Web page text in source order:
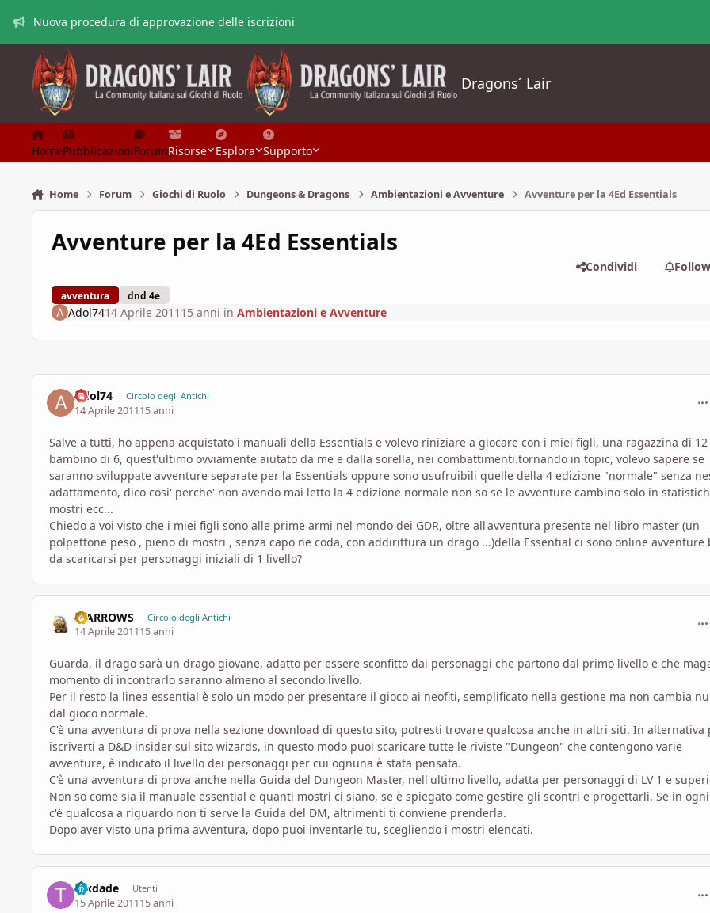
Nuova procedura di approvazione delle iscrizioni
Dragons´ Lair
HomePubblicazioniForumRisorse Esplora Supporto
Home Forum Giochi di Ruolo Dungeons & Dragons Ambientazioni e Avventure Avventure per la 4Ed Essentials
Avventure per la 4Ed Essentials
avventura dnd 4e
Condividi
Adol7414 Aprile 2011 15 anni in Ambientazioni e Avventure
Adol74 Circolo degli Antichi
14 Aprile 201115 anni
Salve a tutti, ho appena acquistato i manuali della Essentials e volevo riniziare a giocare con i miei figli, una ragazzina di 12
bambino di 6, quest'ultimo ovviamente aiutato da me e dalla sorella, nei combattimenti.tornando in topic, volevo sapere se
saranno sviluppate avventure separate per la Essentials oppure sono usufruibili quelle della 4 edizione "normale" senza
adattamento, dico cosi' perche' non avendo mai letto la 4 edizione normale non so se le avventure cambino solo in
mostri ecc...
Chiedo a voi visto che i miei figli sono alle prime armi nel mondo dei GDR, oltre all'avventura presente nel libro master (un
polpettone peso , pieno di mostri , senza capo ne coda, con addirittura un drago ...)della Essential ci sono online avventure
da scaricarsi per personaggi iniziali di 1 livello?
II ARROWS Circolo degli Antichi
14 Aprile 201115 anni
Guarda, il drago sarà un drago giovane, adatto per essere sconfitto dai personaggi che partono dal primo livello e che
momento di incontrarlo saranno almeno al secondo livello.
Per il resto la linea essential è solo un modo per presentare il gioco ai neofiti, semplificato nella gestione ma non cambia
dal gioco normale.
C'è una avventura di prova nella sezione download di questo sito, potresti trovare qualcosa anche in altri siti. In alternativa
iscriverti a D&D insider sul sito wizards, in questo modo puoi scaricare tutte le riviste "Dungeon" che contengono varie
avventure, è indicato il livello dei personaggi per cui ognuna è stata pensata.
C'è una avventura di prova anche nella Guida del Dungeon Master, nell'ultimo livello, adatta per personaggi di LV 1 e
Non so come sia il manuale essential e quanti mostri ci siano, se è spiegato come gestire gli scontri e progettarli. Se in
c'è qualcosa a riguardo non ti serve la Guida del DM, altrimenti ti conviene prenderla.
Dopo aver visto una prima avventura, dopo puoi inventarle tu, scegliendo i mostri elencati.
texdade Utenti
15 Aprile 201115 anni